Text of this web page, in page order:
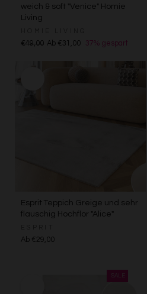
weich & soft "Venice" Homie
Living
€49,00 Ab €31,00 37% gespart
Esprit Teppich Greige und sehr
flauschig Hochflor "Alice"
Ab €29,00